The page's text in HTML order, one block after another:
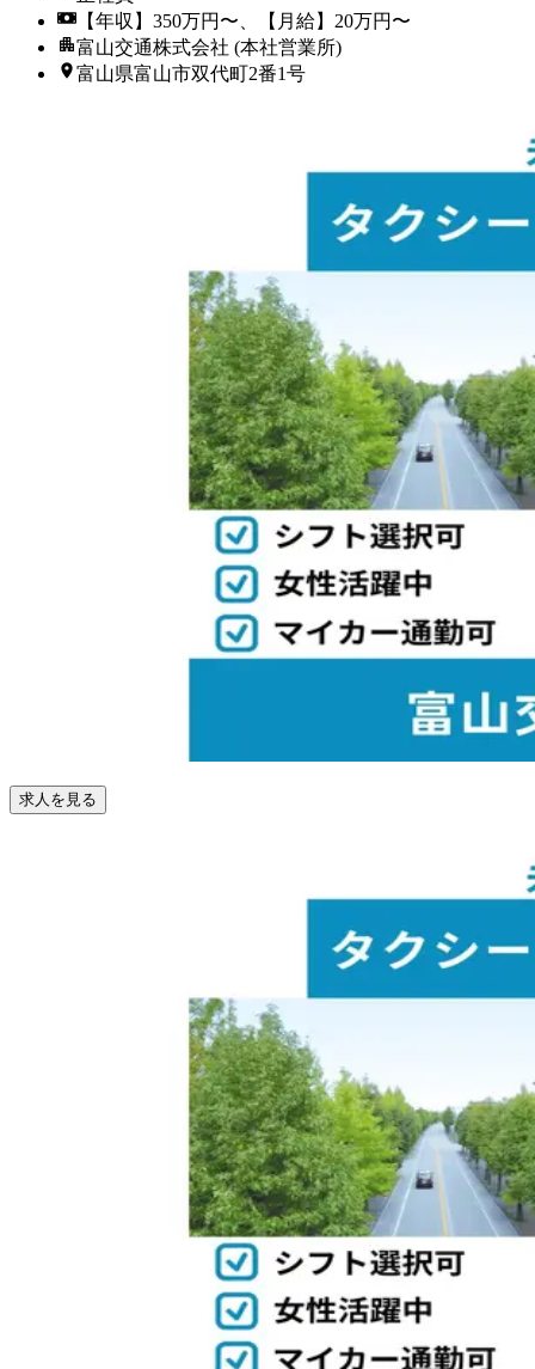
【年収】350万円〜、【月給】20万円〜
富山交通株式会社 (本社営業所)
富山県富山市双代町2番1号
求人を見る